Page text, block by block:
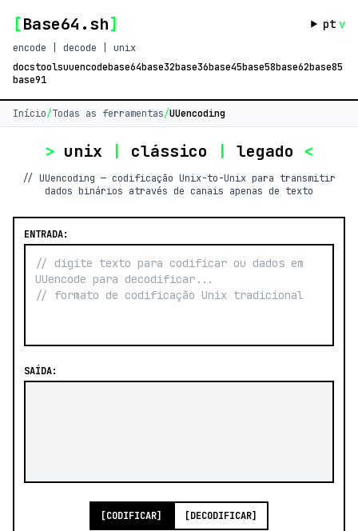
[Base64.sh] pt v
encode | decode | unix
docstoolsuuencodebase64base32base36base45base58base62base85
base91
Início/Todas as ferramentas/UUencoding
> unix | clássico | legado <
// UUencoding — codificação Unix-to-Unix para transmitir
dados binários através de canais apenas de texto
ENTRADA:
SAÍDA:
[CODIFICAR] [DECODIFICAR]